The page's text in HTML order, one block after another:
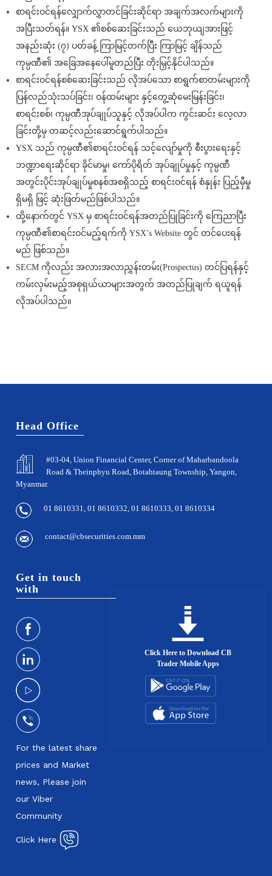
စာရင်းဝင်ရန်လျှောက်လွှာတင်ခြင်းဆိုင်ရာ အချက်အလက်များကို
အပြီးသတ်ရန်။ YSX ၏စစ်ဆေးခြင်းသည် ယေဘုယျအားဖြင့်
အနည်းဆုံး (၇) ပတ်ခန့် ကြာမြင့်တက်ပြီး ကြာမြင့် ချိန်သည်
ကုမ္ပဏီ၏ အခြေအနေပေါ်မူတည်ပြီး တိုးမြှင့်နိုင်ပါသည်။
စာရင်းဝင်ရန်စစ်ဆေးခြင်းသည် လိုအပ်သော စာရွက်စာတမ်းများကို
ပြန်လည်သုံးသပ်ခြင်း၊ ဝန်ထမ်းများ နှင့်တွေ့ဆုံမေးမြန်းခြင်း၊
စာရင်းစစ်၊ ကုမ္ပဏီအုပ်ချုပ်သူနှင့် လိုအပ်ပါက ကွင်းဆင်း လေ့လာ
ခြင်းတို့မှ တဆင့်လည်းဆောင်ရွက်ပါသည်။
YSX သည် ကုမ္ပဏီ၏စာရင်းဝင်ရန် သင့်လျော်မှုကို စီးပွားရေးနှင့်
ဘဏ္ဍာရေးဆိုင်ရာ ခိုင်မာမှု၊ ကော်ပိုရိတ် အုပ်ချုပ်မှုနှင့် ကုမ္ပဏီ
အတွင်းပိုင်းအုပ်ချုပ်မှုစနစ်အစရှိသည့် စာရင်းဝင်ရန် စံနှုန်း ပြည့်မှီမှု
ရှိမရှိ ဖြင့် ဆုံးဖြတ်မည်ဖြစ်ပါသည်။
ထို့နောက်တွင် YSX မှ စာရင်းဝင်ရန်အတည်ပြုခြင်းကို ကြေညာပြီး
ကုမ္ပဏီ၏စာရင်းဝင်မည့်ရက်ကို YSX’s Website တွင် တင်ပေးရန်
မည် ဖြစ်သည်။
SECM ကိုလည်း အလားအလာညွှန်းတမ်း(Prospectus) တင်ပြရန်နှင့်
ကမ်းလှမ်းမည့်အစုရှယ်ယာများအတွက် အတည်ပြုချက် ရယူရန်
လိုအပ်ပါသည်။
Head Office
#03-04, Union Financial Center, Corner of Maharbandoola
Road & Theinphyu Road, Botahtaung Township, Yangon,
Myanmar.
01 8610331, 01 8610332, 01 8610333, 01 8610334
contact@cbsecurities.com.mm
Get in touch
with
For the latest share
prices and Market
news, Please join
our Viber
Community
Click Here
Click Here to Download CB
Trader Mobile Apps